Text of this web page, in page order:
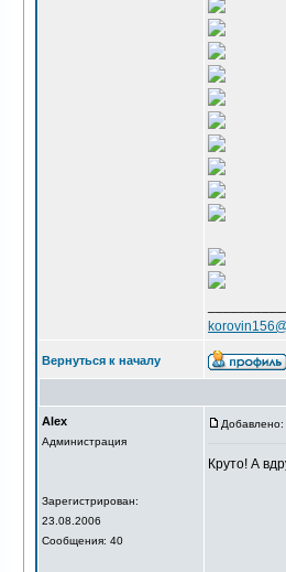
Вернуться к началу
Alex
Администрация
Зарегистрирован:
23.08.2006
Сообщения: 40
Круто! А